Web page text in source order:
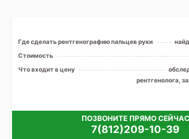
Где сделать рентгенографию пальцев руки
Стоимость
Что входит в цену
рентгенолога,
ПОЗВОНИТЕ ПРЯМО СЕЙЧАС
7(812)209-10-39